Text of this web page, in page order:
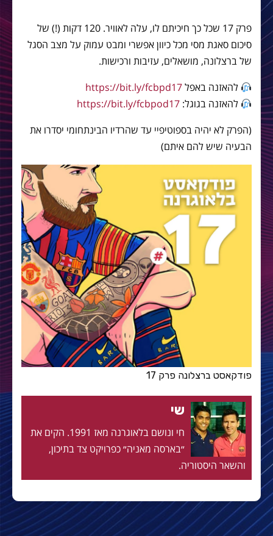
פרק 17 שכל כך חיכיתם לו, עלה לאוויר. 120 דקות (!) של
סיכום סאגת מסי מכל כיוון אפשרי ומבט עמוק על מצב הסגל
של ברצלונה, מושאלים, עזיבות ורכישות.
להאזנה באפלhttps://bit.ly/fcbpd17
להאזנה בגוגל:https://bit.ly/fcbpod17
(הפרק לא יהיה בספוטיפיי עד שהרדיו הבינתחומי יסדרו את
הבעיה שיש להם איתם)
פודקאסט ברצלונה פרק 17
שי
חי ונושם בלאוגרנה מאז 1991. הקים את
״בארסה מאניה״ כפרויקט צד בתיכון,
והשאר היסטוריה.